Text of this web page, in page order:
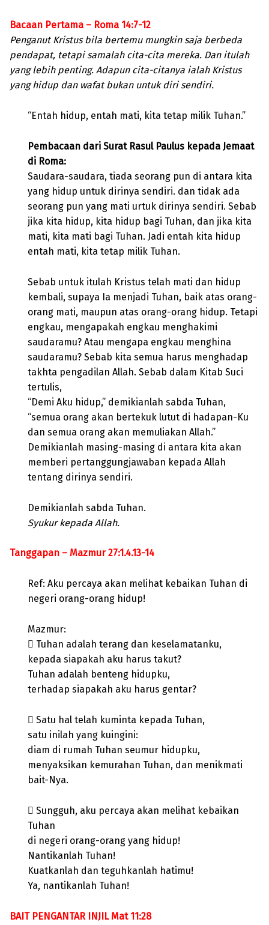
Bacaan Pertama – Roma 14:7-12
Penganut Kristus bila bertemu mungkin saja berbeda
pendapat, tetapi samalah cita-cita mereka. Dan itulah
yang lebih penting. Adapun cita-citanya ialah Kristus
yang hidup dan wafat bukan untuk diri sendiri.
“Entah hidup, entah mati, kita tetap milik Tuhan.”
Pembacaan dari Surat Rasul Paulus kepada Jemaat
di Roma:
Saudara-saudara, tiada seorang pun di antara kita
yang hidup untuk dirinya sendiri. dan tidak ada
seorang pun yang mati urtuk dirinya sendiri. Sebab
jika kita hidup, kita hidup bagi Tuhan, dan jika kita
mati, kita mati bagi Tuhan. Jadi entah kita hidup
entah mati, kita tetap milik Tuhan.
Sebab untuk itulah Kristus telah mati dan hidup
kembali, supaya Ia menjadi Tuhan, baik atas orang-
orang mati, maupun atas orang-orang hidup. Tetapi
engkau, mengapakah engkau menghakimi
saudaramu? Atau mengapa engkau menghina
saudaramu? Sebab kita semua harus menghadap
takhta pengadilan Allah. Sebab dalam Kitab Suci
tertulis,
“Demi Aku hidup,” demikianlah sabda Tuhan,
“semua orang akan bertekuk lutut di hadapan-Ku
dan semua orang akan memuliakan Allah.”
Demikianlah masing-masing di antara kita akan
memberi pertanggungjawaban kepada Allah
tentang dirinya sendiri.
Demikianlah sabda Tuhan.
Syukur kepada Allah.
Tanggapan – Mazmur 27:1.4.13-14
Ref: Aku percaya akan melihat kebaikan Tuhan di
negeri orang-orang hidup!
Mazmur:
 Tuhan adalah terang dan keselamatanku,
kepada siapakah aku harus takut?
Tuhan adalah benteng hidupku,
terhadap siapakah aku harus gentar?
 Satu hal telah kuminta kepada Tuhan,
satu inilah yang kuingini:
diam di rumah Tuhan seumur hidupku,
menyaksikan kemurahan Tuhan, dan menikmati
bait-Nya.
 Sungguh, aku percaya akan melihat kebaikan
Tuhan
di negeri orang-orang yang hidup!
Nantikanlah Tuhan!
Kuatkanlah dan teguhkanlah hatimu!
Ya, nantikanlah Tuhan!
BAIT PENGANTAR INJIL Mat 11:28